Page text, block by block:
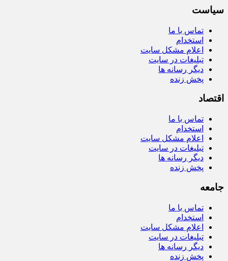
سیاست
تماس با ما
استخدام
اعلام مشکل سایت
تبلیغات در سایت
دیگر رسانه ها
پخش زنده
اقتصاد
تماس با ما
استخدام
اعلام مشکل سایت
تبلیغات در سایت
دیگر رسانه ها
پخش زنده
جامعه
تماس با ما
استخدام
اعلام مشکل سایت
تبلیغات در سایت
دیگر رسانه ها
پخش زنده